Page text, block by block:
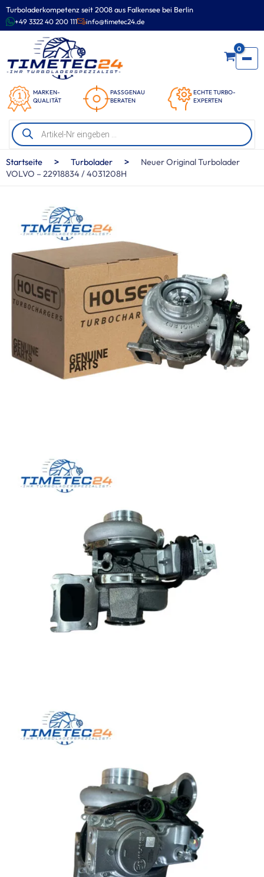
Turboladerkompetenz seit 2008 aus Falkensee bei Berlin
+49 3322 40 200 111 info@timetec24.de
MARKEN-
QUALITÄT
PASSGENAU
BERATEN
ECHTE TURBO-
EXPERTEN
0
Products
search
Zum
Inhalt
springen
Startseite > Turbolader >
Neuer Original Turbolader
VOLVO – 22918834 / 4031208H